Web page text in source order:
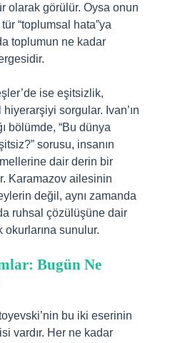
olarak görülür. Oysa onun
“toplumsal hata”ya
toplumun ne kadar
ise eşitsizlik,
sorgular. Ivan’ın
bölümde, “Bu dünya
sorusu, insanın
dair derin bir
Karamazov ailesinin
değil, aynı zamanda
ruhsal çözülüşüne dair
okurlarına sunulur.
Bugün Ne
bu iki eserinin
vardır. Her ne kadar